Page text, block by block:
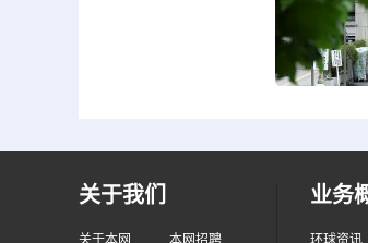
关于我们
关于本网 本网招聘
业务
环球资讯